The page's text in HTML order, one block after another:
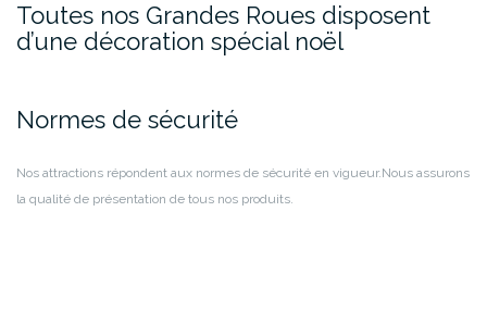
Toutes nos Grandes Roues disposent
d’une décoration spécial noël
Normes de sécurité
Nos attractions répondent aux normes de sécurité en vigueur.Nous assurons
la qualité de présentation de tous nos produits.